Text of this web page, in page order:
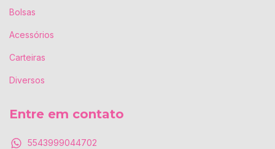
Bolsas
Acessórios
Carteiras
Diversos
Entre em contato
5543999044702